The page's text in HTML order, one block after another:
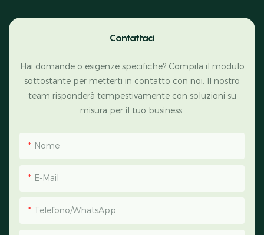
Contattaci
Hai domande o esigenze specifiche? Compila il modulo
sottostante per metterti in contatto con noi. Il nostro
team risponderà tempestivamente con soluzioni su
misura per il tuo business.
Nome
E-Mail
Telefono/WhatsApp